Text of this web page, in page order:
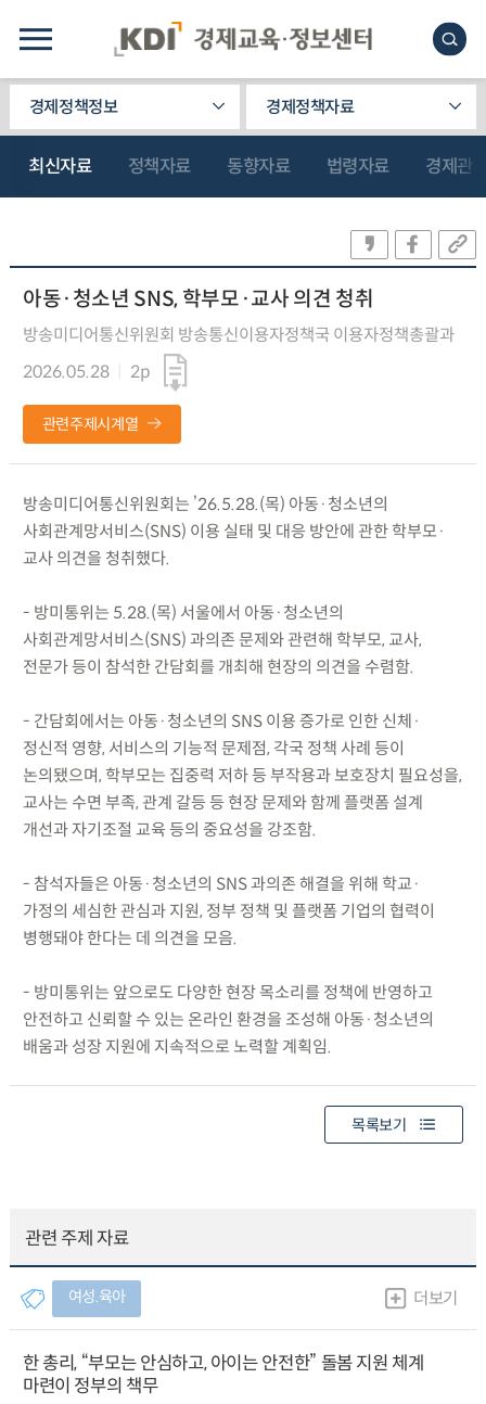
경제정책정보 경제정책자료
최신자료 정책자료 동향자료 법령자료 경제관
아동·청소년 SNS, 학부모·교사 의견 청취
방송미디어통신위원회 방송통신이용자정책국 이용자정책총괄과
2026.05.28
2p
관련주제시계열
방송미디어통신위원회는 ’26.5.28.(목) 아동·청소년의
사회관계망서비스(SNS) 이용 실태 및 대응 방안에 관한 학부모·
교사 의견을 청취했다.
- 방미통위는 5.28.(목) 서울에서 아동·청소년의
사회관계망서비스(SNS) 과의존 문제와 관련해 학부모, 교사,
전문가 등이 참석한 간담회를 개최해 현장의 의견을 수렴함.
- 간담회에서는 아동·청소년의 SNS 이용 증가로 인한 신체·
정신적 영향, 서비스의 기능적 문제점, 각국 정책 사례 등이
논의됐으며, 학부모는 집중력 저하 등 부작용과 보호장치 필요성을,
교사는 수면 부족, 관계 갈등 등 현장 문제와 함께 플랫폼 설계
개선과 자기조절 교육 등의 중요성을 강조함.
- 참석자들은 아동·청소년의 SNS 과의존 해결을 위해 학교·
가정의 세심한 관심과 지원, 정부 정책 및 플랫폼 기업의 협력이
병행돼야 한다는 데 의견을 모음.
- 방미통위는 앞으로도 다양한 현장 목소리를 정책에 반영하고
안전하고 신뢰할 수 있는 온라인 환경을 조성해 아동·청소년의
배움과 성장 지원에 지속적으로 노력할 계획임.
목록보기
관련 주제 자료
여성.육아 더보기
한 총리, “부모는 안심하고, 아이는 안전한” 돌봄 지원 체계
마련이 정부의 책무